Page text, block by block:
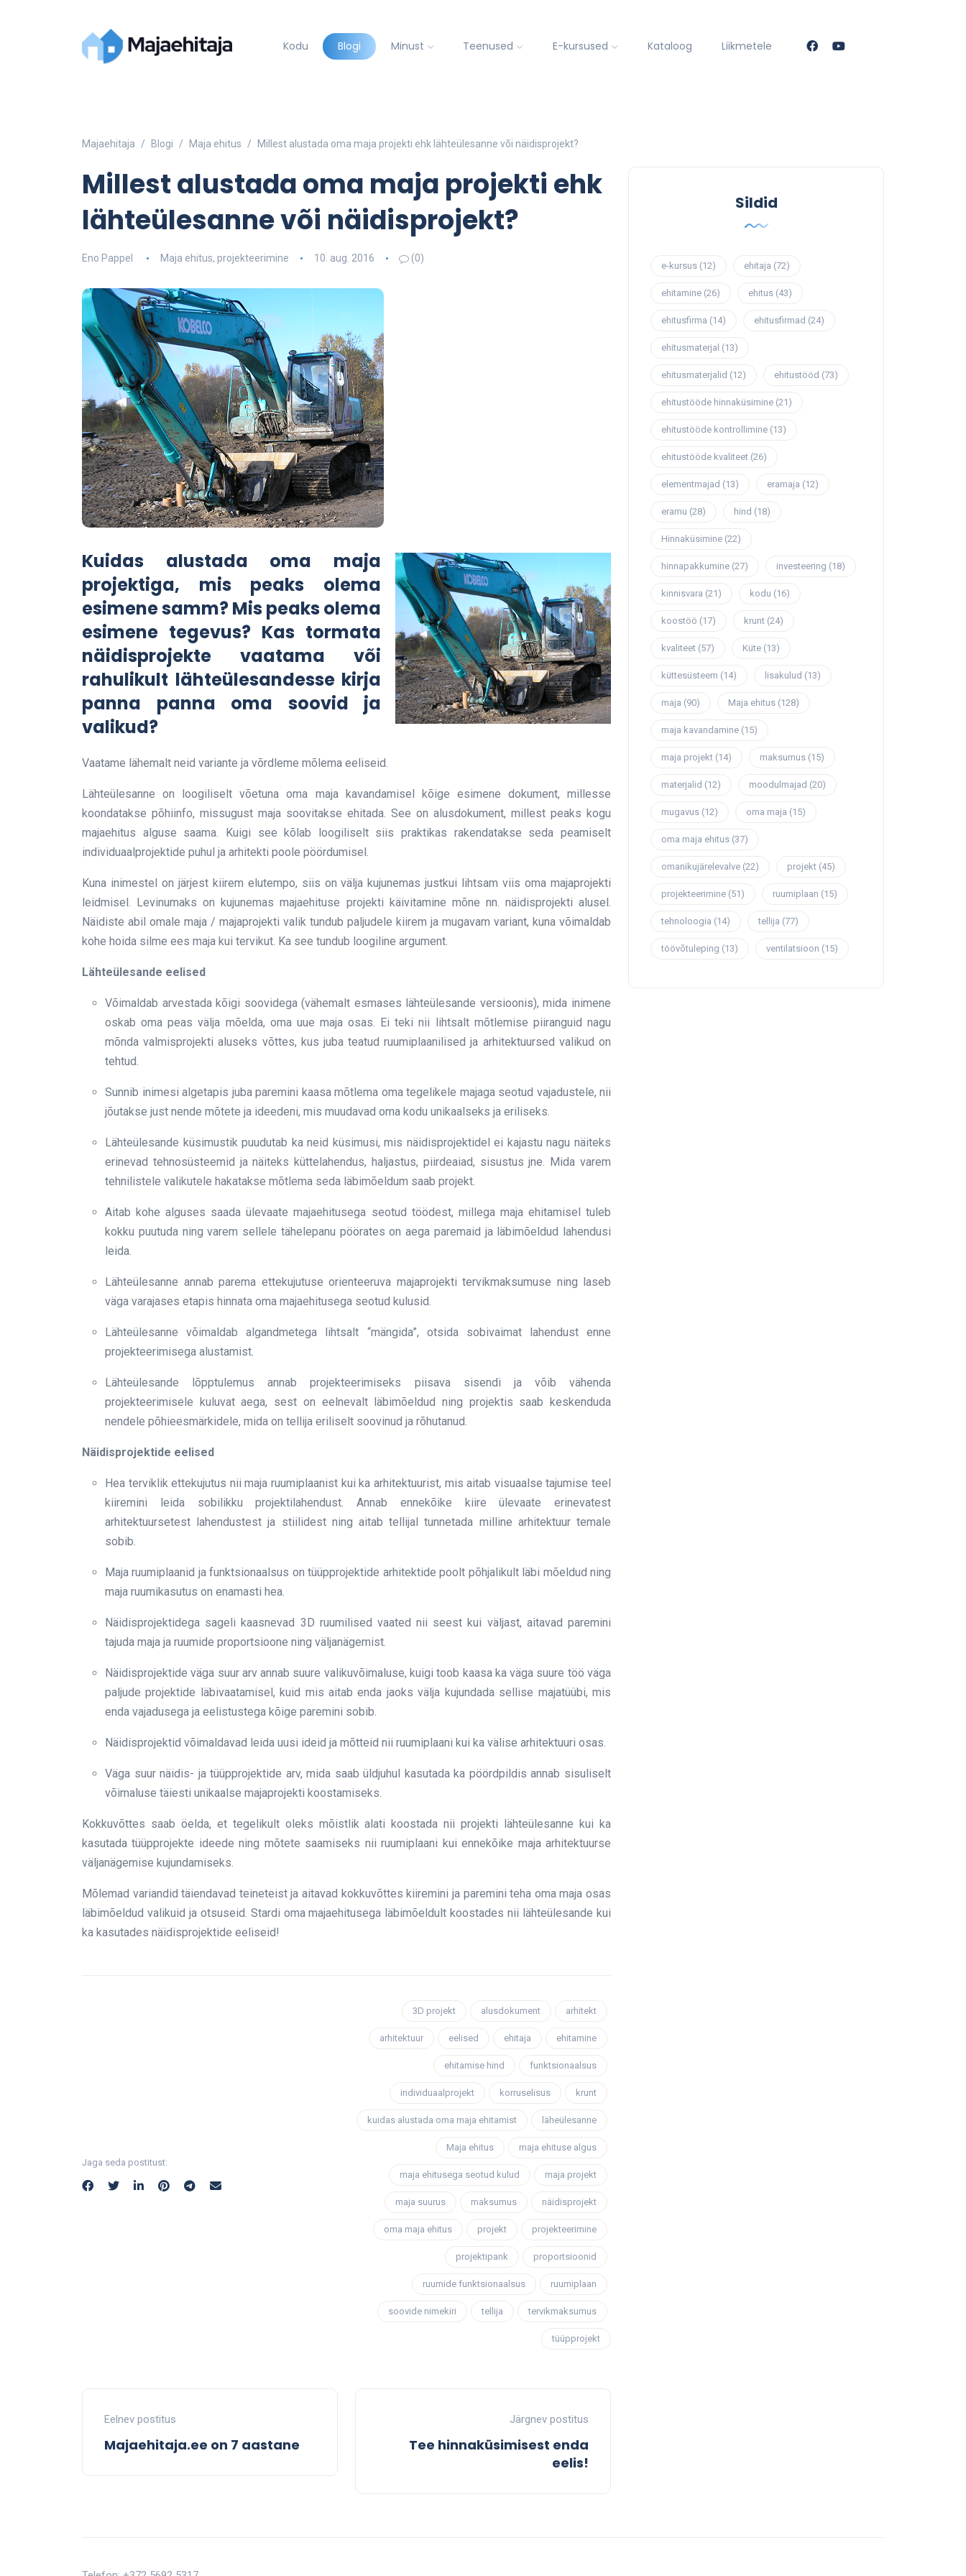
Kodu Blogi Minust Teenused E-kursused Kataloog Liikmetele
Majaehitaja Blogi Maja ehitus Millest alustada oma maja projekti ehk lähteülesanne või näidisprojekt?
Millest alustada oma maja projekti ehk
lähteülesanne või näidisprojekt?
Eno Pappel Maja ehitus, projekteerimine 10. aug. 2016 (0)
Kuidas alustada oma maja
projektiga, mis peaks olema
esimene samm? Mis peaks olema
esimene tegevus? Kas tormata
näidisprojekte vaatama või
rahulikult lähteülesandesse kirja
panna panna oma soovid ja
valikud?
Vaatame lähemalt neid variante ja võrdleme mõlema eeliseid.
Lähteülesanne on loogiliselt võetuna oma maja kavandamisel kõige esimene dokument, millesse
koondatakse põhiinfo, missugust maja soovitakse ehitada. See on alusdokument, millest peaks kogu
majaehitus alguse saama. Kuigi see kõlab loogiliselt siis praktikas rakendatakse seda peamiselt
individuaalprojektide puhul ja arhitekti poole pöördumisel.
Kuna inimestel on järjest kiirem elutempo, siis on välja kujunemas justkui lihtsam viis oma majaprojekti
leidmisel. Levinumaks on kujunemas majaehituse projekti käivitamine mõne nn. näidisprojekti alusel.
Näidiste abil omale maja / majaprojekti valik tundub paljudele kiirem ja mugavam variant, kuna võimaldab
kohe hoida silme ees maja kui tervikut. Ka see tundub loogiline argument.
Lähteülesande eelised
Võimaldab arvestada kõigi soovidega (vähemalt esmases lähteülesande versioonis), mida inimene
oskab oma peas välja mõelda, oma uue maja osas. Ei teki nii lihtsalt mõtlemise piiranguid nagu
mõnda valmisprojekti aluseks võttes, kus juba teatud ruumiplaanilised ja arhitektuursed valikud on
tehtud.
Sunnib inimesi algetapis juba paremini kaasa mõtlema oma tegelikele majaga seotud vajadustele, nii
jõutakse just nende mõtete ja ideedeni, mis muudavad oma kodu unikaalseks ja eriliseks.
Lähteülesande küsimustik puudutab ka neid küsimusi, mis näidisprojektidel ei kajastu nagu näiteks
erinevad tehnosüsteemid ja näiteks küttelahendus, haljastus, piirdeaiad, sisustus jne. Mida varem
tehnilistele valikutele hakatakse mõtlema seda läbimõeldum saab projekt.
Aitab kohe alguses saada ülevaate majaehitusega seotud töödest, millega maja ehitamisel tuleb
kokku puutuda ning varem sellele tähelepanu pöörates on aega paremaid ja läbimõeldud lahendusi
leida.
Lähteülesanne annab parema ettekujutuse orienteeruva majaprojekti tervikmaksumuse ning laseb
väga varajases etapis hinnata oma majaehitusega seotud kulusid.
Lähteülesanne võimaldab algandmetega lihtsalt “mängida”, otsida sobivaimat lahendust enne
projekteerimisega alustamist.
Lähteülesande lõpptulemus annab projekteerimiseks piisava sisendi ja võib vähenda
projekteerimisele kuluvat aega, sest on eelnevalt läbimõeldud ning projektis saab keskenduda
nendele põhieesmärkidele, mida on tellija eriliselt soovinud ja rõhutanud.
Näidisprojektide eelised
Hea terviklik ettekujutus nii maja ruumiplaanist kui ka arhitektuurist, mis aitab visuaalse tajumise teel
kiiremini leida sobilikku projektilahendust. Annab ennekõike kiire ülevaate erinevatest
arhitektuursetest lahendustest ja stiilidest ning aitab tellijal tunnetada milline arhitektuur temale
sobib.
Maja ruumiplaanid ja funktsionaalsus on tüüpprojektide arhitektide poolt põhjalikult läbi mõeldud ning
maja ruumikasutus on enamasti hea.
Näidisprojektidega sageli kaasnevad 3D ruumilised vaated nii seest kui väljast, aitavad paremini
tajuda maja ja ruumide proportsioone ning väljanägemist.
Näidisprojektide väga suur arv annab suure valikuvõimaluse, kuigi toob kaasa ka väga suure töö väga
paljude projektide läbivaatamisel, kuid mis aitab enda jaoks välja kujundada sellise majatüübi, mis
enda vajadusega ja eelistustega kõige paremini sobib.
Näidisprojektid võimaldavad leida uusi ideid ja mõtteid nii ruumiplaani kui ka välise arhitektuuri osas.
Väga suur näidis- ja tüüpprojektide arv, mida saab üldjuhul kasutada ka pöördpildis annab sisuliselt
võimaluse täiesti unikaalse majaprojekti koostamiseks.
Kokkuvõttes saab öelda, et tegelikult oleks mõistlik alati koostada nii projekti lähteülesanne kui ka
kasutada tüüpprojekte ideede ning mõtete saamiseks nii ruumiplaani kui ennekõike maja arhitektuurse
väljanägemise kujundamiseks.
Mõlemad variandid täiendavad teineteist ja aitavad kokkuvõttes kiiremini ja paremini teha oma maja osas
läbimõeldud valikuid ja otsuseid. Stardi oma majaehitusega läbimõeldult koostades nii lähteülesande kui
ka kasutades näidisprojektide eeliseid!
Jaga seda postitust:
3D projekt alusdokument arhitekt
arhitektuur eelised ehitaja ehitamine
ehitamise hind funktsionaalsus
individuaalprojekt korruselisus krunt
kuidas alustada oma maja ehitamist läheülesanne
Maja ehitus maja ehituse algus
maja ehitusega seotud kulud maja projekt
maja suurus maksumus näidisprojekt
oma maja ehitus projekt projekteerimine
projektipank proportsioonid
ruumide funktsionaalsus ruumiplaan
soovide nimekiri tellija tervikmaksumus
tüüpprojekt
Eelnev postitus
Majaehitaja.ee on 7 aastane
Järgnev postitus
Tee hinnaküsimisest enda
eelis!
Sildid
e-kursus (12) ehitaja (72)
ehitamine (26) ehitus (43)
ehitusfirma (14) ehitusfirmad (24)
ehitusmaterjal (13)
ehitusmaterjalid (12) ehitustööd (73)
ehitustööde hinnaküsimine (21)
ehitustööde kontrollimine (13)
ehitustööde kvaliteet (26)
elementmajad (13) eramaja (12)
eramu (28) hind (18)
Hinnaküsimine (22)
hinnapakkumine (27) investeering (18)
kinnisvara (21) kodu (16)
koostöö (17) krunt (24)
kvaliteet (57) Küte (13)
küttesüsteem (14) lisakulud (13)
maja (90) Maja ehitus (128)
maja kavandamine (15)
maja projekt (14) maksumus (15)
materjalid (12) moodulmajad (20)
mugavus (12) oma maja (15)
oma maja ehitus (37)
omanikujärelevalve (22) projekt (45)
projekteerimine (51) ruumiplaan (15)
tehnoloogia (14) tellija (77)
töövõtuleping (13) ventilatsioon (15)